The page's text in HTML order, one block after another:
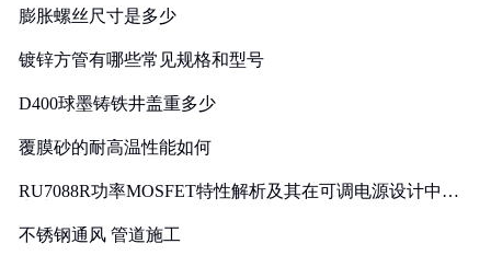
膨胀螺丝尺寸是多少
镀锌方管有哪些常见规格和型号
D400球墨铸铁井盖重多少
覆膜砂的耐高温性能如何
RU7088R功率MOSFET特性解析及其在可调电源设计中的
不锈钢通风 管道施工